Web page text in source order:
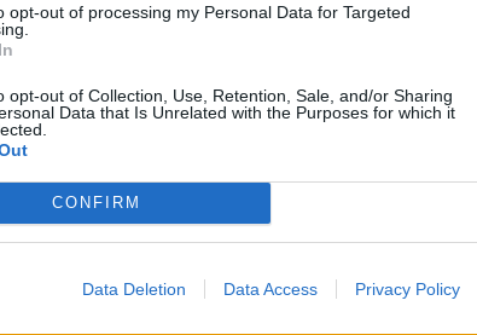
opt-out of processing my Personal Data for Targeted
opt-out of Collection, Use, Retention, Sale, and/or Sharing
Data that Is Unrelated with the Purposes for which it
CONFIRM
Data Deletion Data Access Privacy Policy
donc important de trouver le taux le plus bas,
et la même durée.
les frais et accessoires tels que les frais de
offrant un taux nominal plus bas qu’une autre,
par exemple sont bien plus élevés.